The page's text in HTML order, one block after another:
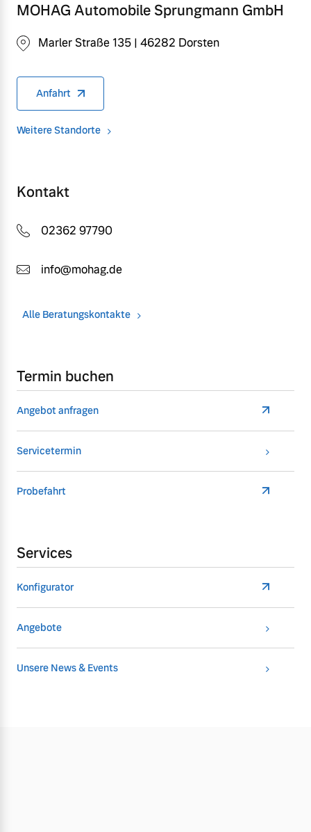
MOHAG Automobile Sprungmann GmbH
Marler Straße 135 | 46282 Dorsten
Anfahrt
Weitere Standorte
Kontakt
02362 97790
info@mohag.de
Alle Beratungskontakte
Termin buchen
Angebot anfragen
Servicetermin
Probefahrt
Services
Konfigurator
Angebote
Unsere News & Events